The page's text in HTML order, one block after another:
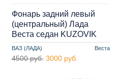
ВАЗ (ЛАДА) Веста
Фонарь задний левый
(центральный) Лада
Веста седан KUZOVIK
4500 руб. 3000 руб.